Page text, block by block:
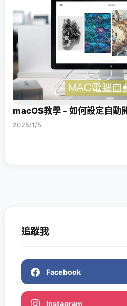
macOS教學 - 如何設定自動
2025/1/5
追蹤我
Facebook
Instagram